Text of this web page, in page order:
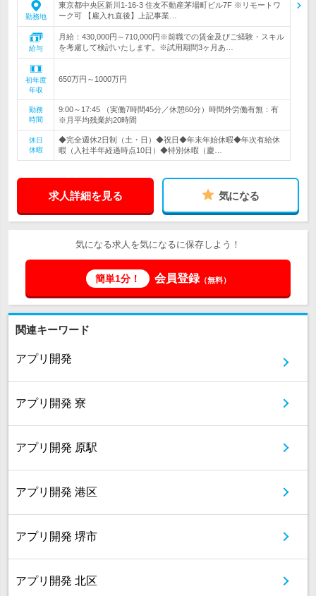
勤務地
東京都中央区新川1-16-3 住友不動産茅場町ビル7F ※リモートワ
ーク可 【雇入れ直後】上記事業…
給与
月給：430,000円～710,000円※前職での賃金及びご経験・スキル
を考慮して検討いたします。※試用期間3ヶ月あ…
初年度
年収
650万円～1000万円
勤務
時間
9:00～17:45 （実働7時間45分／休憩60分）時間外労働有無：有
※月平均残業約20時間
休日
休暇
◆完全週休2日制（土・日）◆祝日◆年末年始休暇◆年次有給休
暇（入社半年経過時点10日）◆特別休暇（慶…
求人詳細を見る 気になる
気になる求人を気になるに保存しよう！
簡単1分！ 会員登録（無料）
関連キーワード
アプリ開発
アプリ開発 寮
アプリ開発 原駅
アプリ開発 港区
アプリ開発 堺市
アプリ開発 北区